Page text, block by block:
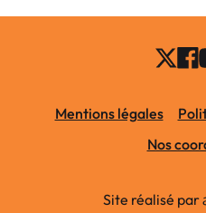
Mentions légales
Nos
Site réalisé par